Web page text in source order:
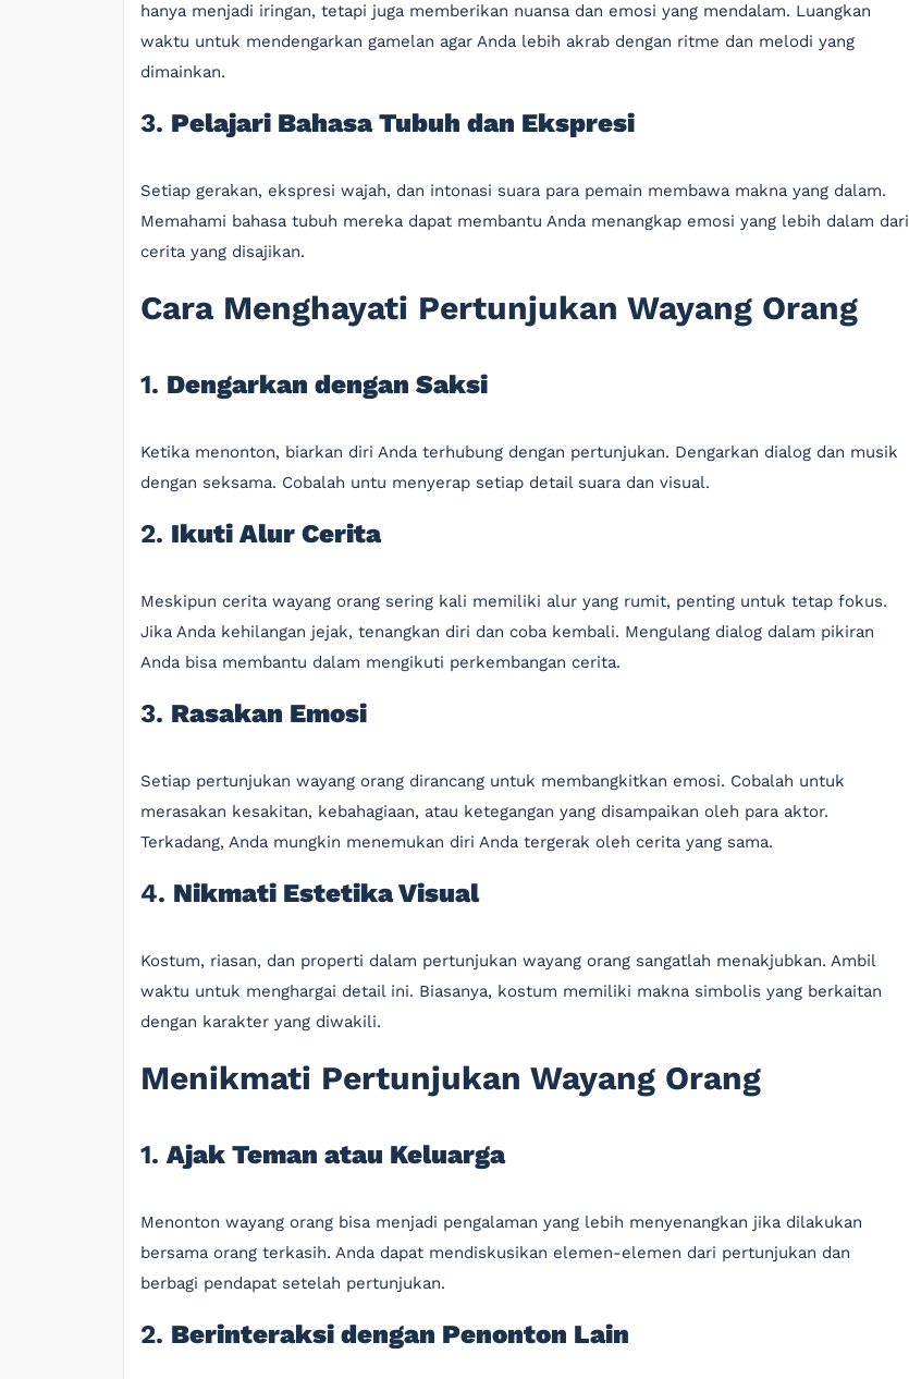
hanya menjadi iringan, tetapi juga memberikan nuansa dan emosi yang mendalam. Luangkan
waktu untuk mendengarkan gamelan agar Anda lebih akrab dengan ritme dan melodi yang
dimainkan.
3. Pelajari Bahasa Tubuh dan Ekspresi
Setiap gerakan, ekspresi wajah, dan intonasi suara para pemain membawa makna yang dalam.
Memahami bahasa tubuh mereka dapat membantu Anda menangkap emosi yang lebih dalam dari
cerita yang disajikan.
Cara Menghayati Pertunjukan Wayang Orang
1. Dengarkan dengan Saksi
Ketika menonton, biarkan diri Anda terhubung dengan pertunjukan. Dengarkan dialog dan musik
dengan seksama. Cobalah untu menyerap setiap detail suara dan visual.
2. Ikuti Alur Cerita
Meskipun cerita wayang orang sering kali memiliki alur yang rumit, penting untuk tetap fokus.
Jika Anda kehilangan jejak, tenangkan diri dan coba kembali. Mengulang dialog dalam pikiran
Anda bisa membantu dalam mengikuti perkembangan cerita.
3. Rasakan Emosi
Setiap pertunjukan wayang orang dirancang untuk membangkitkan emosi. Cobalah untuk
merasakan kesakitan, kebahagiaan, atau ketegangan yang disampaikan oleh para aktor.
Terkadang, Anda mungkin menemukan diri Anda tergerak oleh cerita yang sama.
4. Nikmati Estetika Visual
Kostum, riasan, dan properti dalam pertunjukan wayang orang sangatlah menakjubkan. Ambil
waktu untuk menghargai detail ini. Biasanya, kostum memiliki makna simbolis yang berkaitan
dengan karakter yang diwakili.
Menikmati Pertunjukan Wayang Orang
1. Ajak Teman atau Keluarga
Menonton wayang orang bisa menjadi pengalaman yang lebih menyenangkan jika dilakukan
bersama orang terkasih. Anda dapat mendiskusikan elemen-elemen dari pertunjukan dan
berbagi pendapat setelah pertunjukan.
2. Berinteraksi dengan Penonton Lain